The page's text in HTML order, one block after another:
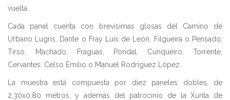
vuelta.
Cada panel cuenta con brevísimas glosas del Camino de
Urbano Lugrís, Dante o Fray Luis de León; Filgueira o Pensado;
Tirso, Machado, Fraguas, Pondal, Cunqueiro, Torrente,
Cervantes, Celso Emilio o Manuel Rodríguez López.
La muestra está compuesta por diez paneles dobles, de
2,30x0,80 metros, y además del patrocinio de la Xunta de